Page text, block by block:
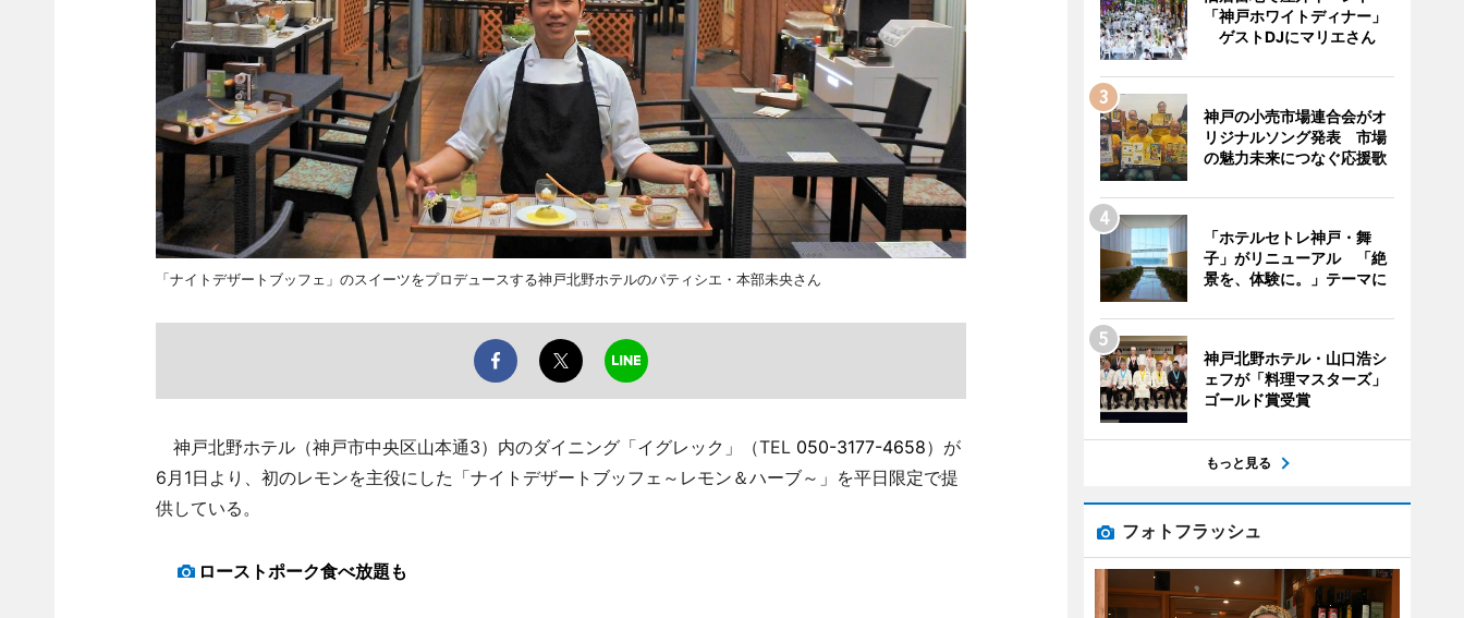
「ナイトデザートブッフェ」のスイーツをプロデュースする神戸北野ホテルのパティシエ・本部未央さん
神戸北野ホテル（神戸市中央区山本通3）内のダイニング「イグレック」（TEL 050-3177-4658）が
6月1日より、初のレモンを主役にした「ナイトデザートブッフェ～レモン＆ハーブ～」を平日限定で提
供している。
ローストポーク食べ放題も
「神戸ホワイトディナー」
ゲストDJにマリエさん
神戸の小売市場連合会がオ
リジナルソング発表 市場
の魅力未来につなぐ応援歌
「ホテルセトレ神戸・舞
子」がリニューアル 「絶
景を、体験に。」テーマに
神戸北野ホテル・山口浩シ
ェフが「料理マスターズ」
ゴールド賞受賞
もっと見る
フォトフラッシュ